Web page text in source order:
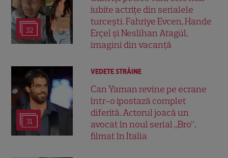
32
iubite actrițe din serialele
turcești. Fahriye Evcen, Hande
Erçel și Neslihan Atagül,
imagini din vacanță
31
VEDETE STRĂINE
Can Yaman revine pe ecrane
într-o ipostază complet
diferită. Actorul joacă un
avocat în noul serial „Bro”,
filmat în Italia